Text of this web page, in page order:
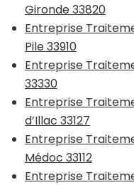
Gironde 33820
Entreprise
Pile 33910
Entreprise
33330
Entreprise
d’Illac 33127
Entreprise
Médoc 33112
Entreprise